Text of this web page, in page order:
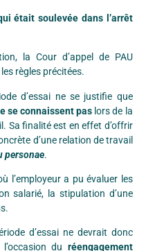
était soulevée dans l’arrêt
la Cour d’appel de PAU
règles précitées.
d’essai ne se justifie que
se connaissent pas lors de la
Sa finalité est en effet d’offrir
d’une relation de travail
personae.
l’employeur a pu évaluer les
salarié, la stipulation d’une
d’essai ne devrait donc
du réengagement